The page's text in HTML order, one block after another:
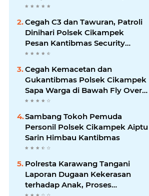
Program dengan Festival
Cegah C3 dan Tawuran, Patroli
Dinihari Polsek Cikampek
Pesan Kantibmas Security
Perumahan
Cegah Kemacetan dan
Gukantibmas Polsek Cikampek
Sapa Warga di Bawah Fly Over
Cikampek
Sambang Tokoh Pemuda
Personil Polsek Cikampek Aiptu
Sarin Himbau Kantibmas
Polresta Karawang Tangani
Laporan Dugaan Kekerasan
terhadap Anak, Proses